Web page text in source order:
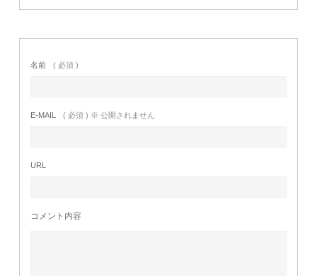
名前 ( 必須 )
E-MAIL ( 必須 ) ※ 公開されません
URL
コメント内容